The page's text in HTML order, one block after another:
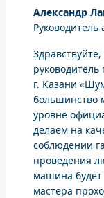
Александр
Руководитель
г. Казани
большинство
уровне
делаем на
соблюдении
проведения
машина будет
мастера